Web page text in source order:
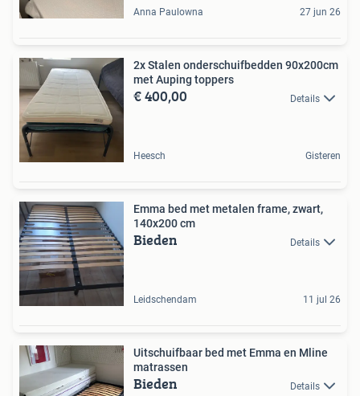
Anna Paulowna 27 jun 26
2x Stalen onderschuifbedden 90x200cm
met Auping toppers
€ 400,00 Details
Heesch Gisteren
Emma bed met metalen frame, zwart,
140x200 cm
Bieden Details
Leidschendam 11 jul 26
Uitschuifbaar bed met Emma en Mline
matrassen
Bieden Details